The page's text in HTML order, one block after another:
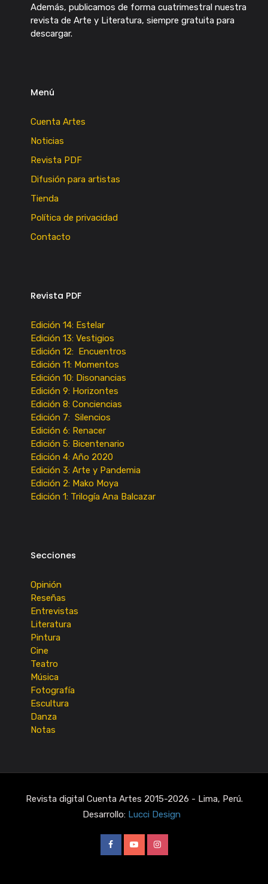
Además, publicamos de forma cuatrimestral nuestra
revista de Arte y Literatura, siempre gratuita para
descargar.
Menú
Cuenta Artes
Noticias
Revista PDF
Difusión para artistas
Tienda
Política de privacidad
Contacto
Revista PDF
Edición 14: Estelar
Edición 13: Vestigios
Edición 12: Encuentros
Edición 11: Momentos
Edición 10: Disonancias
Edición 9: Horizontes
Edición 8: Conciencias
Edición 7: Silencios
Edición 6: Renacer
Edición 5: Bicentenario
Edición 4: Año 2020
Edición 3: Arte y Pandemia
Edición 2: Mako Moya
Edición 1: Trilogía Ana Balcazar
Secciones
Opinión
Reseñas
Entrevistas
Literatura
Pintura
Cine
Teatro
Música
Fotografía
Escultura
Danza
Notas
Revista digital Cuenta Artes 2015-2026 - Lima, Perú.
Desarrollo: Lucci Design